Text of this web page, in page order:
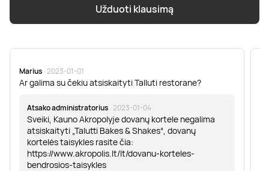
Užduoti klausimą
Marius · 2023-01-01
Ar galima su čekiu atsiskaityti Talluti restorane?
Atsako administratorius · 2023-01-04
Sveiki, Kauno Akropolyje dovanų kortele negalima
atsiskaityti „Talutti Bakes & Shakes“, dovanų
kortelės taisykles rasite čia:
https://www.akropolis.lt/lt/dovanu-korteles-
bendrosios-taisykles